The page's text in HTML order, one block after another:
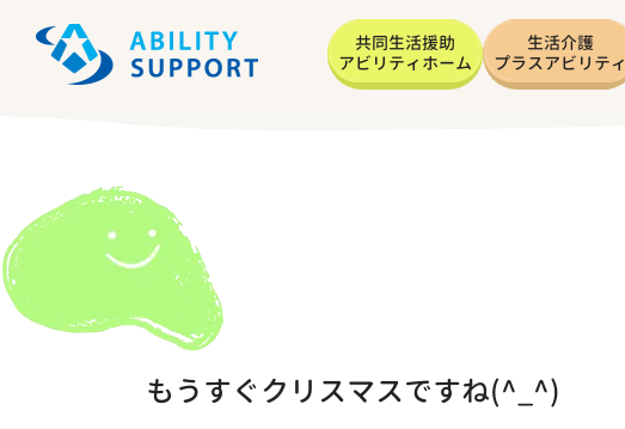
共同生活援助
アビリティホーム
生活介護
プラスアビリティ
もうすぐクリスマスですね(^_^)